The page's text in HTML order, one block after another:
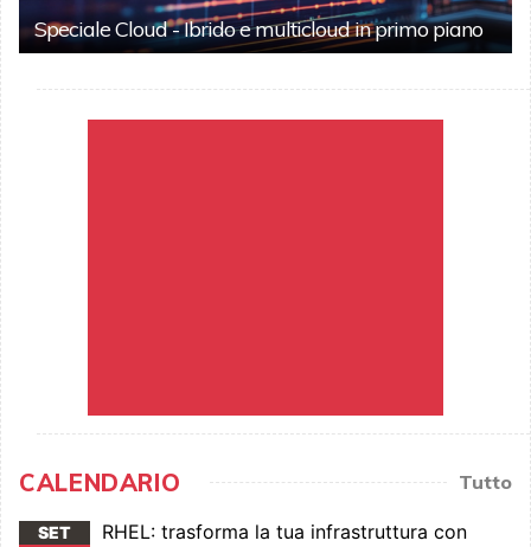
Speciale Cloud - Ibrido e multicloud in primo piano
CALENDARIO Tutto
SET
RHEL: trasforma la tua infrastruttura con